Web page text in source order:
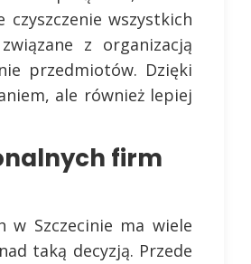
wszystkich
z organizacją
przedmiotów. Dzięki
ale również lepiej
firm
w Szczecinie ma wiele
taką decyzją. Przede